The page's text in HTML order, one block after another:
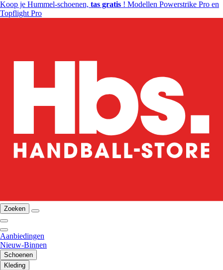
Koop je Hummel-schoenen, tas gratis ! Modellen Powerstrike Pro en
Topflight Pro
Zoeken
Aanbiedingen
Nieuw-Binnen
Schoenen
Kleding